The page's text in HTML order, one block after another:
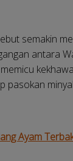
semakin
antara
pasokan
Ayam